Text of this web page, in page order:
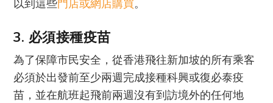
以到這些門店或網店購買。
3. 必須接種疫苗
為了保障市民安全，從香港飛往新加坡的所有乘客
必須於出發前至少兩週完成接種科興或復必泰疫
苗，並在航班起飛前兩週沒有到訪境外的任何地